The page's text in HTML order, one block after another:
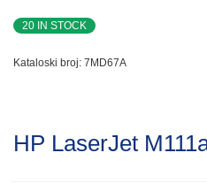
20 IN STOCK
Kataloski broj: 7MD67A
HP LaserJet